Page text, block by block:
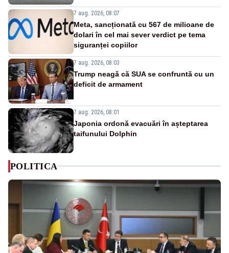
7 aug. 2026, 08:07
Meta, sancționată cu 567 de milioane de
dolari în cel mai sever verdict pe tema
siguranței copiilor
7 aug. 2026, 08:03
Trump neagă că SUA se confruntă cu un
deficit de armament
7 aug. 2026, 08:01
Japonia ordonă evacuări în așteptarea
taifunului Dolphin
POLITICA